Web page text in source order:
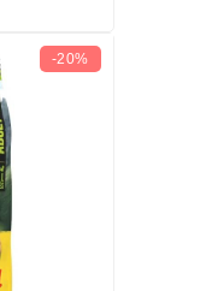
-20%